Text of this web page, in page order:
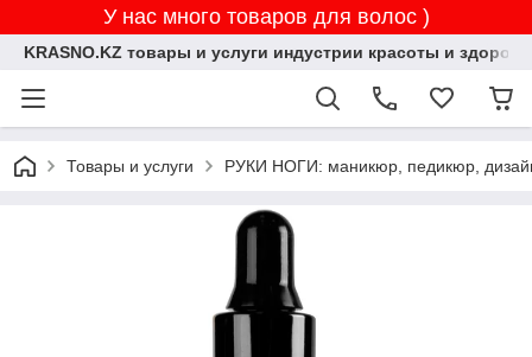
У нас много товаров для волос )
KRASNO.KZ товары и услуги индустрии красоты и
Товары и услуги РУКИ НОГИ: маникюр, педикюр,